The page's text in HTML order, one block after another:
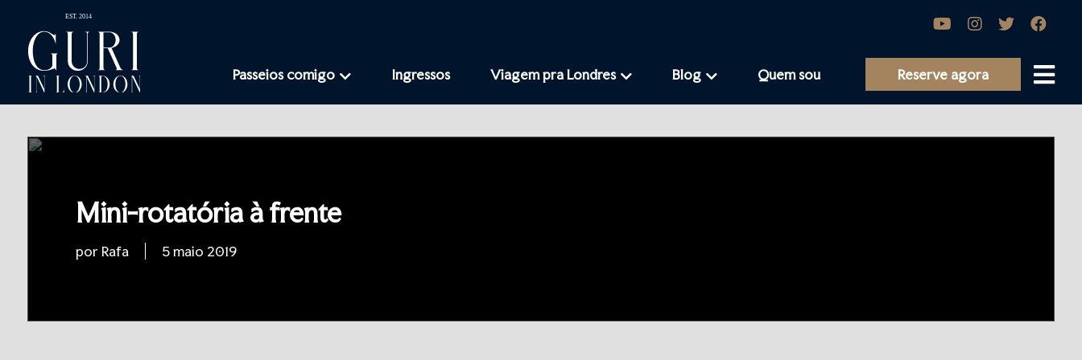
Passeios comigo Ingressos Viagem pra Londres Blog Quem sou Reserve agora
Mini-rotatória à frente
por Rafa 5 maio 2019